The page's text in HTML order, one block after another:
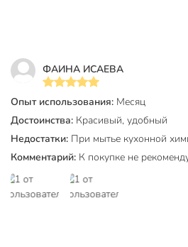
человек — идеально для
Дополнительная информация:
Высота с ручкой: 24 см.
Ширина с носиком: 23 см.
Нельзя мыть в ПММ.
ФАИНА ИСАЕВА
Опыт использования: Месяц
Достоинства: Красивый, удобный
Недостатки: При мытье кухонной
Комментарий: К покупке не